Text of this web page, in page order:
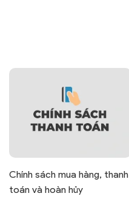
Chính sách mua hàng, thanh
toán và hoàn hủy